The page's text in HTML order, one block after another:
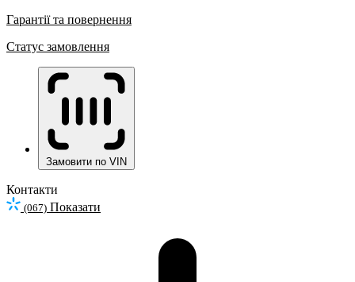
Гарантії та повернення
Статус замовлення
Замовити по VIN
Контакти
(067) Показати